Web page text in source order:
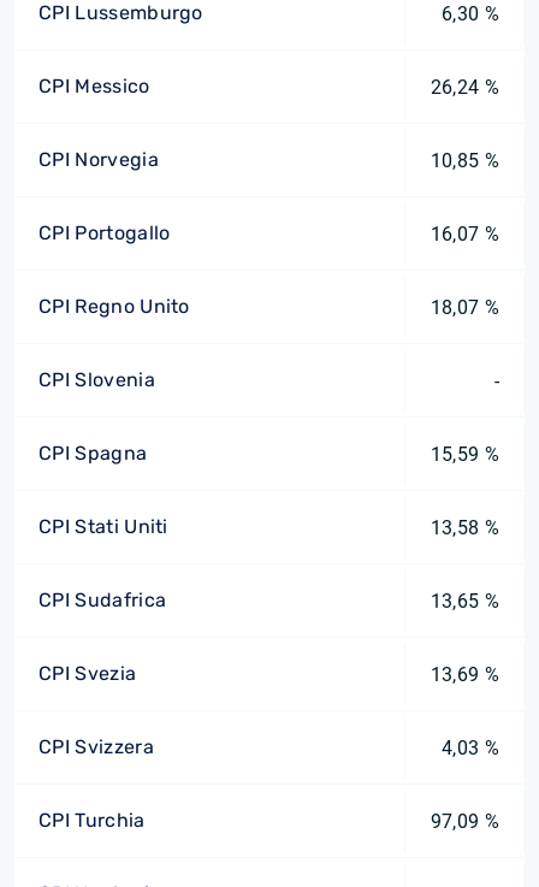
CPI Lussemburgo 6,30 %
CPI Messico 26,24 %
CPI Norvegia 10,85 %
CPI Portogallo 16,07 %
CPI Regno Unito 18,07 %
CPI Slovenia -
CPI Spagna 15,59 %
CPI Stati Uniti 13,58 %
CPI Sudafrica 13,65 %
CPI Svezia 13,69 %
CPI Svizzera 4,03 %
CPI Turchia 97,09 %